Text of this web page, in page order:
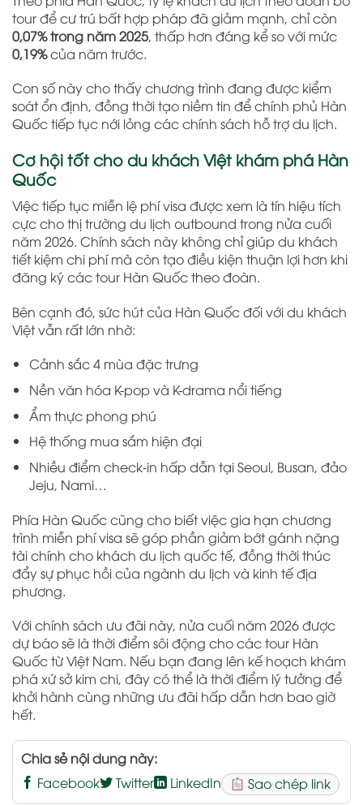
tour để cư trú bất hợp pháp đã giảm mạnh, chỉ còn
0,07% trong năm 2025, thấp hơn đáng kể so với mức
0,19%của năm trước.
Con số này cho thấy chương trình đang được kiểm
soát ổn định, đồng thời tạo niềm tin để chính phủ Hàn
Quốc tiếp tục nới lỏng các chính sách hỗ trợ du lịch.
Cơ hội tốt cho du khách Việt khám phá Hàn
Quốc
Việc tiếp tục miễn lệ phí visa được xem là tín hiệu tích
cực cho thị trường du lịch outbound trong nửa cuối
năm 2026. Chính sách này không chỉ giúp du khách
tiết kiệm chi phí mà còn tạo điều kiện thuận lợi hơn khi
đăng ký các tour Hàn Quốc theo đoàn.
Bên cạnh đó, sức hút của Hàn Quốc đối với du khách
Việt vẫn rất lớn nhờ:
Cảnh sắc 4 mùa đặc trưng
Nền văn hóa K-pop và K-drama nổi tiếng
Ẩm thực phong phú
Hệ thống mua sắm hiện đại
Nhiều điểm check-in hấp dẫn tại Seoul, Busan, đảo
Jeju, Nami…
Phía Hàn Quốc cũng cho biết việc gia hạn chương
trình miễn phí visa sẽ góp phần giảm bớt gánh nặng
tài chính cho khách du lịch quốc tế, đồng thời thúc
đẩy sự phục hồi của ngành du lịch và kinh tế địa
phương.
Với chính sách ưu đãi này, nửa cuối năm 2026 được
dự báo sẽ là thời điểm sôi động cho các tour Hàn
Quốc từ Việt Nam. Nếu bạn đang lên kế hoạch khám
phá xứ sở kim chi, đây có thể là thời điểm lý tưởng để
khởi hành cùng những ưu đãi hấp dẫn hơn bao giờ
hết.
Chia sẻ nội dung này:
Facebook
Twitter LinkedIn Sao chép link